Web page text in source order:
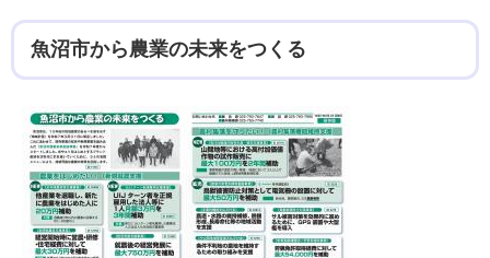
魚沼市から農業の未来をつくる